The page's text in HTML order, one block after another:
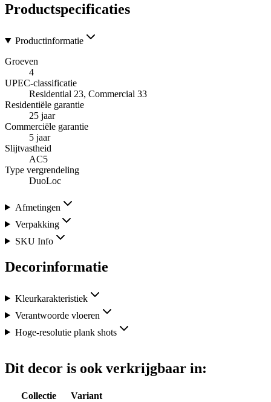
Productspecificaties
Productinformatie
Groeven
4
UPEC-classificatie
Residential 23, Commercial 33
Residentiële garantie
25 jaar
Commerciële garantie
5 jaar
Slijtvastheid
AC5
Type vergrendeling
DuoLoc
Afmetingen
Verpakking
SKU Info
Decorinformatie
Kleurkarakteristiek
Verantwoorde vloeren
Hoge-resolutie plank shots
Dit decor is ook verkrijgbaar in:
Collectie
Variant